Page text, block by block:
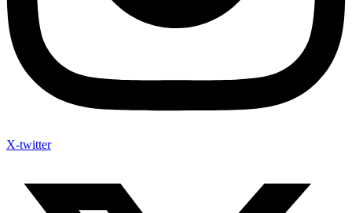
X-twitter